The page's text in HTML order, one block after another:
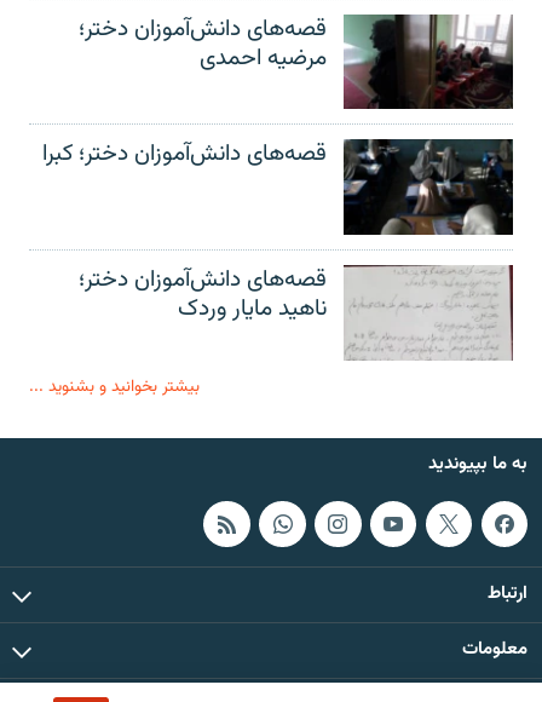
قصه‌های دانش‌آموزان دختر؛
مرضیه احمدی
قصه‌های دانش‌آموزان دختر؛ کبرا
قصه‌های دانش‌آموزان دختر؛
ناهید مایار وردک
بیشتر بخوانید و بشنوید ...
به ما بپیوندید
ارتباط
معلومات